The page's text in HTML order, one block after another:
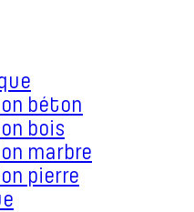
béton
bois
marbre
pierre